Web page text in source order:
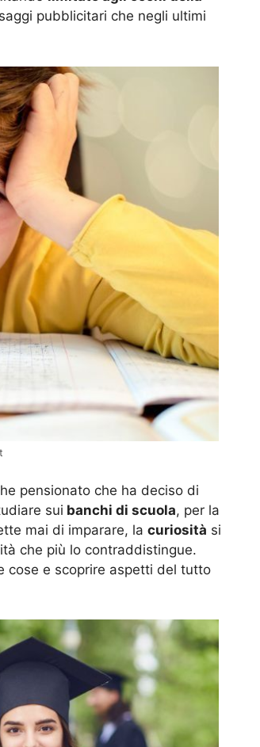
pubblicitari che negli ultimi
pensionato che ha deciso di
sui banchi di scuola, per la
mai di imparare, la curiosità si
che più lo contraddistingue.
cose e scoprire aspetti del tutto